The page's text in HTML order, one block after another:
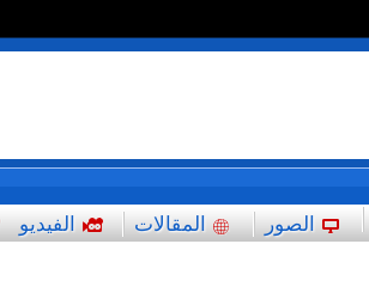
الصور المقالات الفيديو